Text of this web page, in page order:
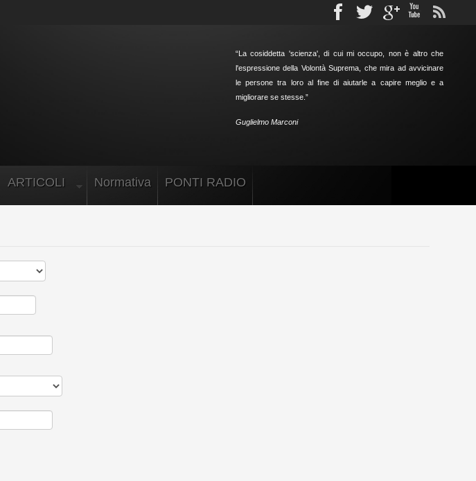
FacebookTwittergplusYoutube
“La cosiddetta 'scienza', di cui mi occupo, non è altro che
l'espressione della Volontà Suprema, che mira ad avvicinare
le persone tra loro al fine di aiutarle a capire meglio e a
migliorare se stesse. ”
Guglielmo Marconi
ARTICOLI Normativa PONTI RADIO